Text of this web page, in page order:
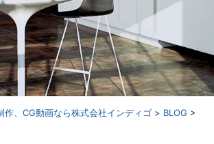
作、CG動画なら株式会社インディゴ > BLOG >